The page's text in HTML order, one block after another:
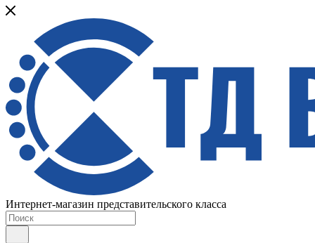
Интернет-магазин представительского класса